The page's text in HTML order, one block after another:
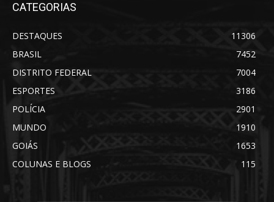
CATEGORIAS
DESTAQUES
11306
BRASIL
7452
DISTRITO FEDERAL
7004
ESPORTES
3186
POLÍCIA
2901
MUNDO
1910
GOIÁS
1653
COLUNAS E BLOGS
115